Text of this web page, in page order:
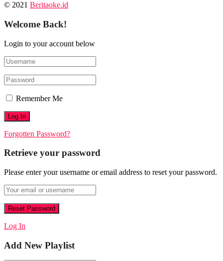
© 2021 Beritaoke.id
Welcome Back!
Login to your account below
Remember Me
Forgotten Password?
Retrieve your password
Please enter your username or email address to reset your password.
Log In
Add New Playlist